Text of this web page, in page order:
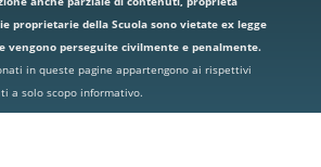
proprietarie della Scuola sono vietate ex legge
e vengono perseguite civilmente e penalmente.
in queste pagine appartengono ai rispettivi
a solo scopo informativo.